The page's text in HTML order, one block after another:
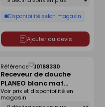
Disponibilité selon magasin
Ajouter au devis
Receveur de douche
PLANEO blanc mat
antidérapant - 120 x 80
cm
Référence :30168330
Déclinaison
Voir prix et disponibilité en
magasin
Enregistrer
comme
liste